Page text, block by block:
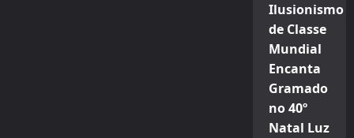
Ilusionismo
de Classe
Mundial
Encanta
Gramado
no 40º
Natal Luz